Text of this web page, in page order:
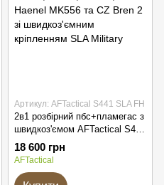
Артикул: AFTactical S441 SLA FH
2в1 розбірний пбс+пламегас з
швидкоз'ємом AFTactical S441
SLA FH
18 600 грн
AFTactical